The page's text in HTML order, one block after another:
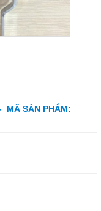
MÃ SẢN PHẨM: